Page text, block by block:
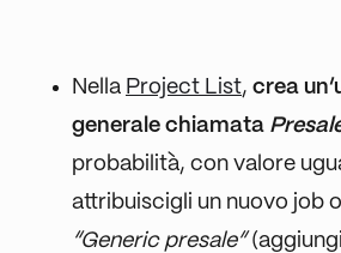
Nella Project List, crea
generale chiamata
probabilità, con valore
attribuiscigli un nuovo job
“Generic presale”